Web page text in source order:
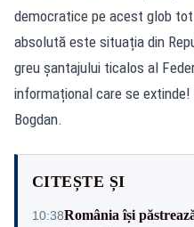
democratice pe acest glob
absolută este situația din
greu șantajului ticalos al
informațional care se extinde!
Bogdan.
CITEȘTE ȘI
10:38România își